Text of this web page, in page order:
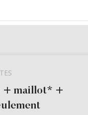
+ maillot* +